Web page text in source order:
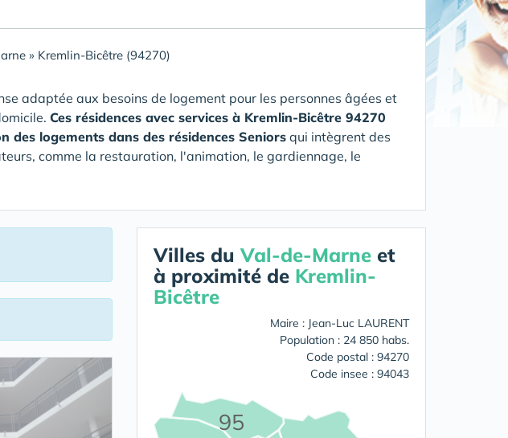
» Kremlin-Bicêtre (94270)
adaptée aux besoins de logement pour les personnes âgées et
Ces résidences avec services à Kremlin-Bicêtre 94270
des logements dans des résidences Seniors qui intègrent des
comme la restauration, l'animation, le gardiennage, le
Villes duVal-de-Marne et
à proximité de Kremlin-
Bicêtre
Maire : Jean-Luc LAURENT
Population : 24 850 habs.
Code postal : 94270
Code insee : 94043
95